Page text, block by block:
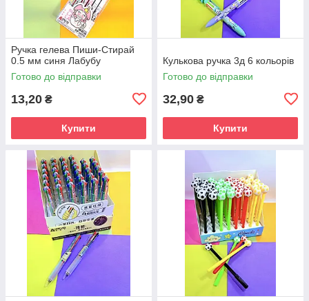
Ручка гелева Пиши-Стирай
0.5 мм синя Лабубу
Готово до відправки
13,20 ₴
Купити
Кулькова ручка 3д 6 кольорів
Готово до відправки
32,90 ₴
Купити